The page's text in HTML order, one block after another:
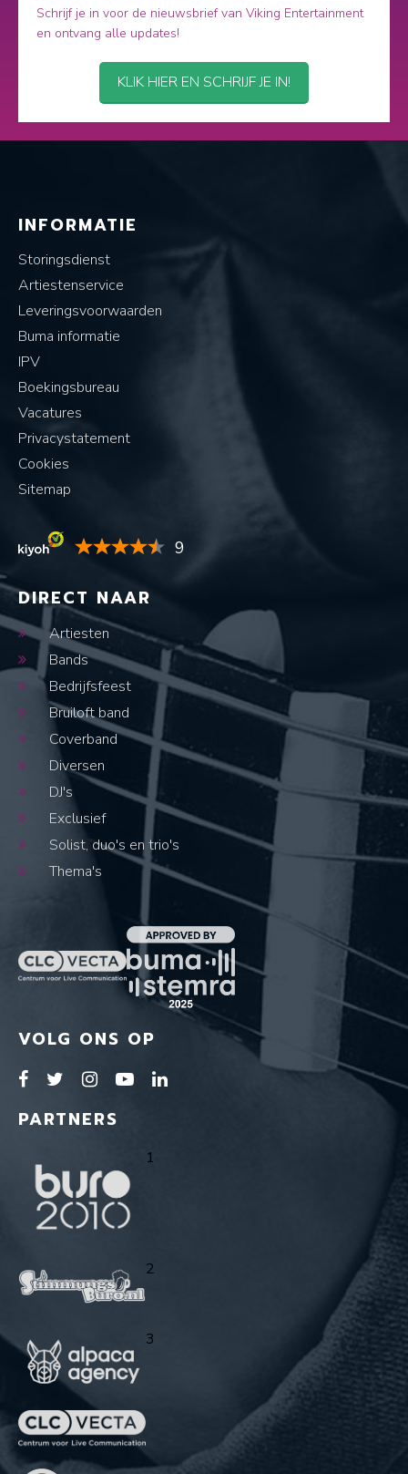
Schrijf je in voor de nieuwsbrief van Viking Entertainment
en ontvang alle updates!
KLIK HIER EN SCHRIJF JE IN!
INFORMATIE
Storingsdienst
Artiestenservice
Leveringsvoorwaarden
Buma informatie
IPV
Boekingsbureau
Vacatures
Privacystatement
Cookies
Sitemap
9
DIRECT NAAR
Artiesten
Bands
Bedrijfsfeest
Bruiloft band
Coverband
Diversen
DJ's
Exclusief
Solist, duo's en trio's
Thema's
VOLG ONS OP
PARTNERS
1
2
3